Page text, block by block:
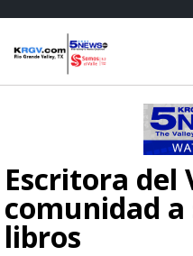
Escritora del
comunidad
libros